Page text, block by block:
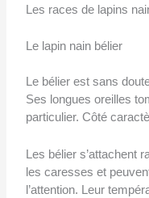
Les races de lapins
Le lapin nain bélier
Le bélier est sans
Ses longues oreilles
particulier. Côté
Les bélier s’attachent
les caresses et
l’attention. Leur